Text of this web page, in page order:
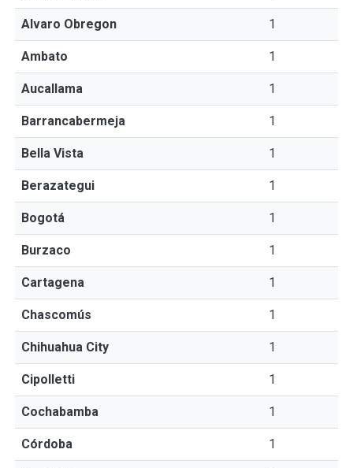
Alvaro Obregon 1
Ambato 1
Aucallama 1
Barrancabermeja 1
Bella Vista 1
Berazategui 1
Bogotá 1
Burzaco 1
Cartagena 1
Chascomús 1
Chihuahua City 1
Cipolletti 1
Cochabamba 1
Córdoba 1